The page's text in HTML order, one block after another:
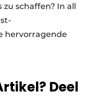
schaffen? In all
hervorragende
Deel